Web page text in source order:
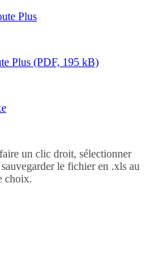
Plus
Plus (PDF, 195 kB)
un clic droit, sélectionner
le fichier en .xls au
choix.